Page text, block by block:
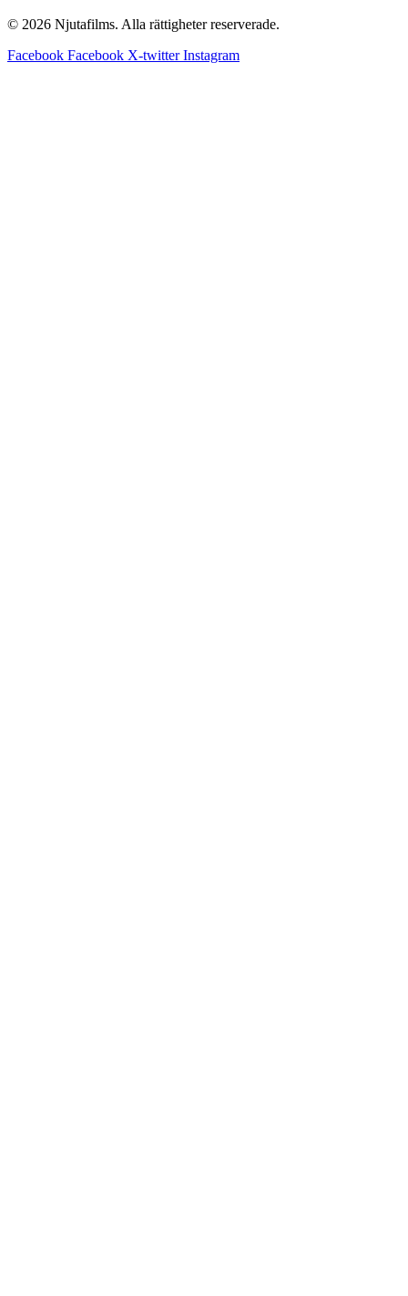
© 2026 Njutafilms. Alla rättigheter reserverade.
Facebook Facebook X-twitter Instagram